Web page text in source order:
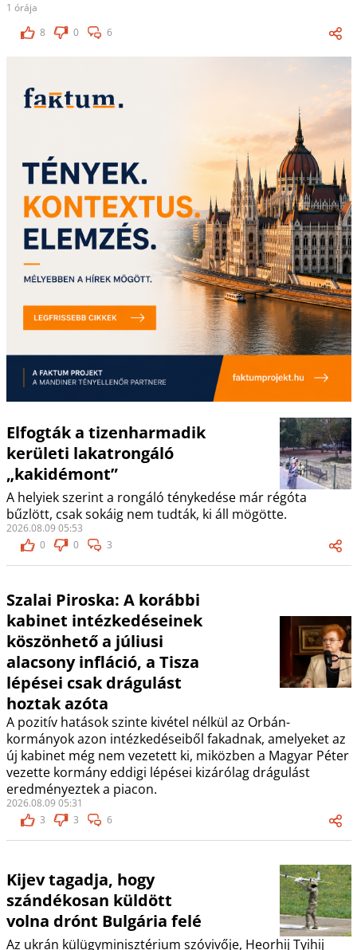
1 órája
8
0 6
Elfogták a tizenharmadik
kerületi lakatrongáló
„kakidémont”
A helyiek szerint a rongáló ténykedése már régóta
bűzlött, csak sokáig nem tudták, ki áll mögötte.
2026.08.09 05:53
0
0 3
Szalai Piroska: A korábbi
kabinet intézkedéseinek
köszönhető a júliusi
alacsony infláció, a Tisza
lépései csak drágulást
hoztak azóta
A pozitív hatások szinte kivétel nélkül az Orbán-
kormányok azon intézkedéseiből fakadnak, amelyeket az
új kabinet még nem vezetett ki, miközben a Magyar Péter
vezette kormány eddigi lépései kizárólag drágulást
eredményeztek a piacon.
2026.08.09 05:31
3
3 6
Kijev tagadja, hogy
szándékosan küldött
volna drónt Bulgária felé
Az ukrán külügyminisztérium szóvivője, Heorhij Tyihij